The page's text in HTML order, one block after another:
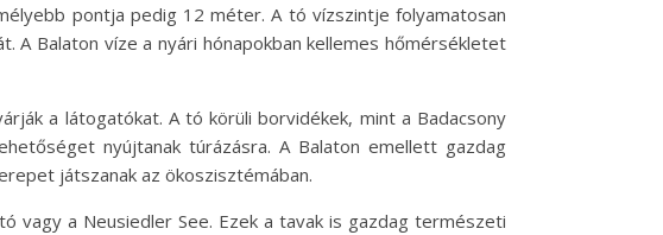
pontja pedig 12 méter. A tó vízszintje folyamatosan
A Balaton víze a nyári hónapokban kellemes hőmérsékletet
a látogatókat. A tó körüli borvidékek, mint a Badacsony
nyújtanak túrázásra. A Balaton emellett gazdag
játszanak az ökoszisztémában.
vagy a Neusiedler See. Ezek a tavak is gazdag természeti